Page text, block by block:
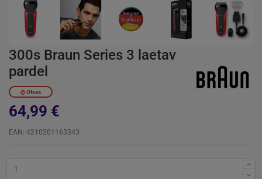
300s Braun Series 3 laetav
pardel
Otsas
64,99 €
EAN: 4210201163343